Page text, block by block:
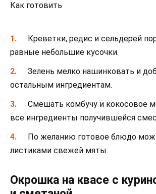
Как готовить
Креветки, редис и сельдерей
равные небольшие кусочки.
Зелень мелко нашинковать и
остальным ингредиентам.
Смешать комбучу и кокосовое
все ингредиенты получившейся
По желанию готовое блюдо
листиками свежей мяты.
Окрошка на квасе с